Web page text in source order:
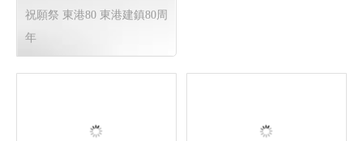
祝願祭 東港80 東港建鎮80周
年
程式化線上型錄 電子型錄